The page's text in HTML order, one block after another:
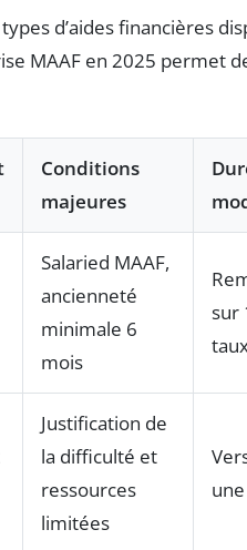
d’aides financières
MAAF en 2025 permet
Conditions
majeures
Salaried MAAF,
ancienneté
minimale 6
mois
sur
Justification de
la difficulté et
ressources
limitées